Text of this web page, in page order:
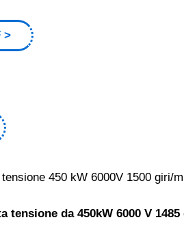
tensione da 450kW 6000 V